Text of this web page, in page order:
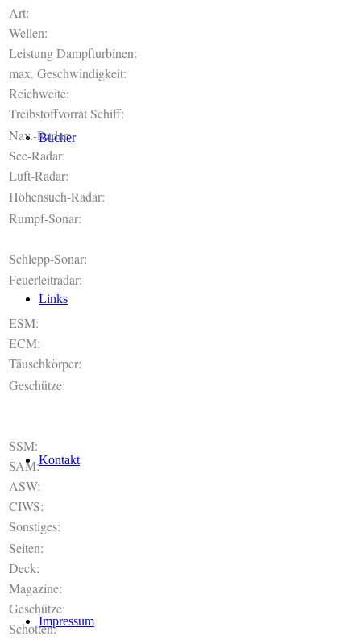
Bücher
Links
Kontakt
Impressum
Art:
Wellen:
Leistung Dampfturbinen:
max. Geschwindigkeit:
Reichweite:
Treibstoffvorrat Schiff:
Nav.-Radar:
See-Radar:
Luft-Radar:
Höhensuch-Radar:
Rumpf-Sonar:
Schlepp-Sonar:
Feuerleitradar:
ESM:
ECM:
Täuschkörper:
Geschütze:
SSM:
SAM:
ASW:
CIWS:
Sonstiges:
Seiten:
Deck:
Magazine:
Geschütze:
Schotten: